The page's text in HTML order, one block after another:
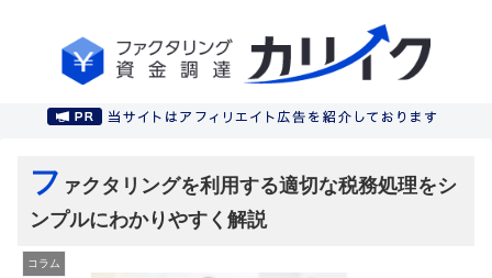
フ ァクタリングを利用する適切な税務処理をシ
ンプルにわかりやすく解説
コラム